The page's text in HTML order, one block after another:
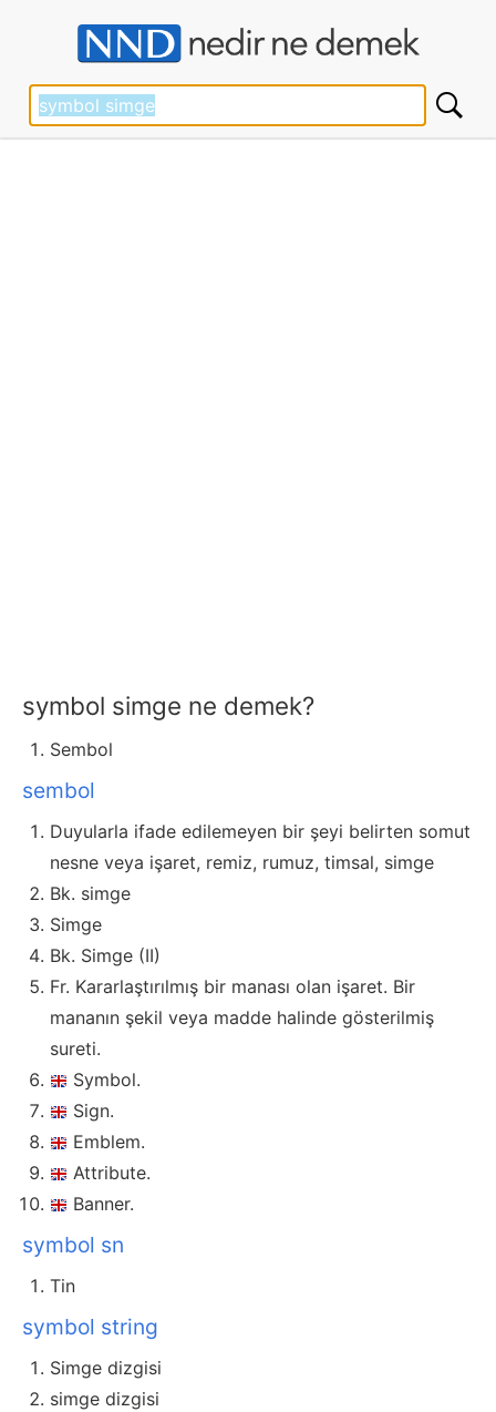
symbol simge ne demek?
Sembol
sembol
Duyularla ifade edilemeyen bir şeyi belirten somut
nesne veya işaret, remiz, rumuz, timsal, simge
Bk. simge
Simge
Bk. Simge (II)
Fr. Kararlaştırılmış bir manası olan işaret. Bir
mananın şekil veya madde halinde gösterilmiş
sureti.
Symbol.
Sign.
Emblem.
Attribute.
Banner.
symbol sn
Tin
symbol string
Simge dizgisi
simge dizgisi